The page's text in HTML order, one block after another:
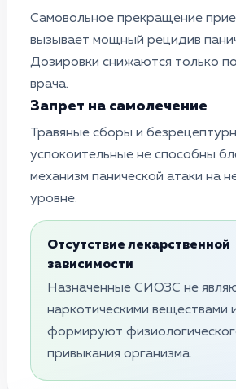
Самовольное прекращение
вызывает мощный рецидив
Дозировки снижаются только
врача.
Запрет на самолечение
Травяные сборы и
успокоительные не способны
механизм панической атаки на
уровне.
Отсутствие лекарственной
зависимости
Назначенные СИОЗС не
наркотическими веществами
формируют
привыкания организма.